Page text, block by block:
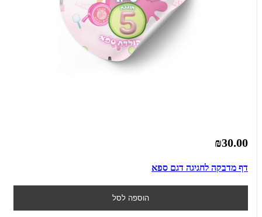
₪30.00
דף מדבקה לחגיגה דגם ספא
הוספה לסל